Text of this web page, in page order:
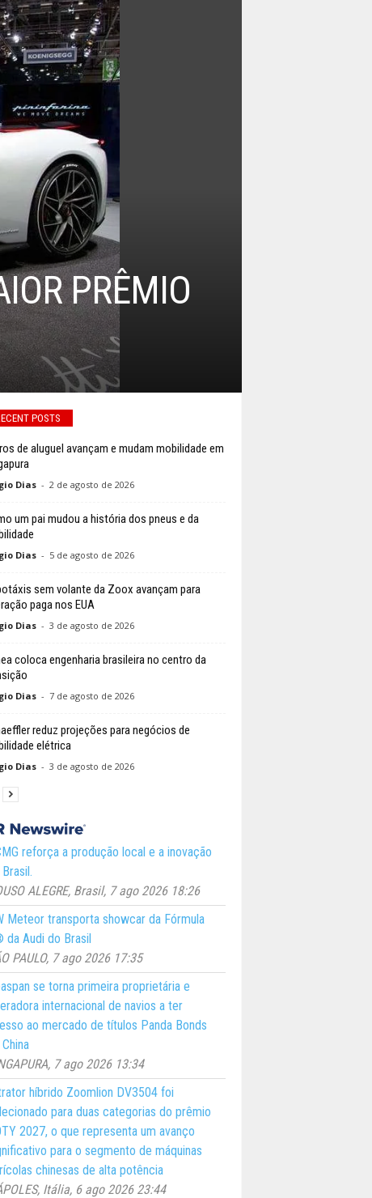
PRÊMIO
POSTS
de aluguel avançam e mudam mobilidade em
Dias - 2 de agosto de 2026
um pai mudou a história dos pneus e da
Dias - 5 de agosto de 2026
sem volante da Zoox avançam para
paga nos EUA
Dias - 3 de agosto de 2026
coloca engenharia brasileira no centro da
Dias - 7 de agosto de 2026
reduz projeções para negócios de
elétrica
Dias - 3 de agosto de 2026
reforça a produção local e a inovação
ALEGRE, Brasil, 7 ago 2026 18:26
Meteor transporta showcar da Fórmula
da Audi do Brasil
PAULO, 7 ago 2026 17:35
se torna primeira proprietária e
internacional de navios a ter
ao mercado de títulos Panda Bonds
7 ago 2026 13:34
híbrido Zoomlion DV3504 foi
para duas categorias do prêmio
2027, o que representa um avanço
para o segmento de máquinas
chinesas de alta potência
Itália, 6 ago 2026 23:44